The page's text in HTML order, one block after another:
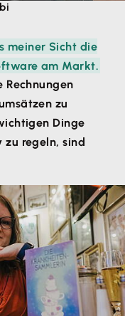
meiner Sicht die
am Markt.
Rechnungen
zu
Dinge
zu regeln, sind